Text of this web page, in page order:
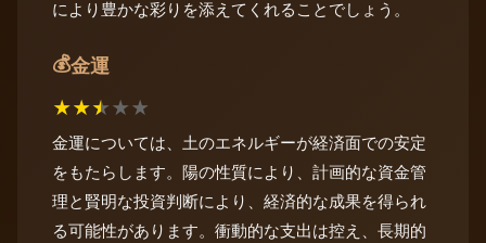
により豊かな彩りを添えてくれることでしょう。
💰金運
★★★★★
金運については、土のエネルギーが経済面での安定
をもたらします。陽の性質により、計画的な資金管
理と賢明な投資判断により、経済的な成果を得られ
る可能性があります。衝動的な支出は控え、長期的